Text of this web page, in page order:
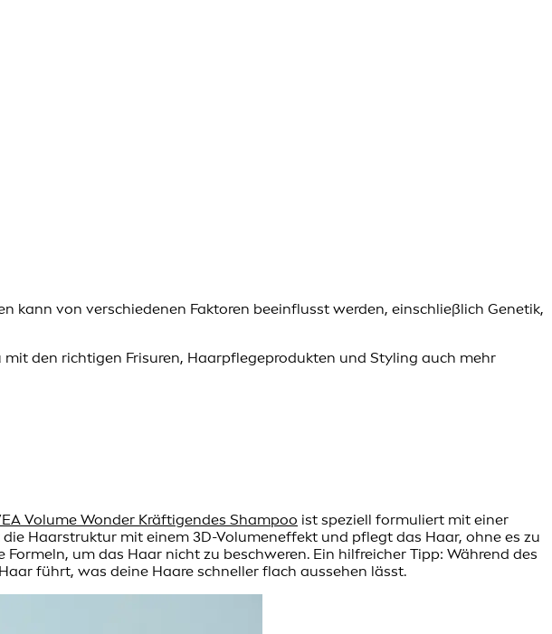
kann von verschiedenen Faktoren beeinflusst werden, einschließlich Genetik,
den richtigen Frisuren, Haarpflegeprodukten und Styling auch mehr
Volume Wonder Kräftigendes Shampoo ist speziell formuliert mit einer
Haarstruktur mit einem 3D-Volumeneffekt und pflegt das Haar, ohne es zu
um das Haar nicht zu beschweren. Ein hilfreicher Tipp: Während des
Haar führt, was deine Haare schneller flach aussehen lässt.